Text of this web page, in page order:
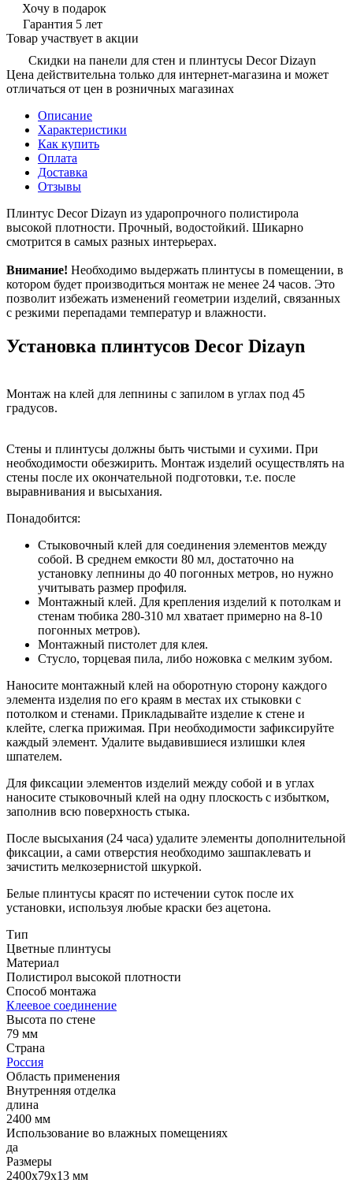
Хочу в подарок
Гарантия 5 лет
Товар участвует в акции
Скидки на панели для стен и плинтусы Decor Dizayn
Цена действительна только для интернет-магазина и может
отличаться от цен в розничных магазинах
Описание
Характеристики
Как купить
Оплата
Доставка
Отзывы
Плинтус Decor Dizayn из ударопрочного полистирола
высокой плотности. Прочный, водостойкий. Шикарно
смотрится в самых разных интерьерах.
Внимание! Необходимо выдержать плинтусы в помещении, в
котором будет производиться монтаж не менее 24 часов. Это
позволит избежать изменений геометрии изделий, связанных
с резкими перепадами температур и влажности.
Установка плинтусов Decor Dizayn
Монтаж на клей для лепнины с запилом в углах под 45
градусов.
Стены и плинтусы должны быть чистыми и сухими. При
необходимости обезжирить. Монтаж изделий осуществлять на
стены после их окончательной подготовки, т.е. после
выравнивания и высыхания.
Понадобится:
Стыковочный клей для соединения элементов между
собой. В среднем емкости 80 мл, достаточно на
установку лепнины до 40 погонных метров, но нужно
учитывать размер профиля.
Монтажный клей. Для крепления изделий к потолкам и
стенам тюбика 280-310 мл хватает примерно на 8-10
погонных метров).
Монтажный пистолет для клея.
Стусло, торцевая пила, либо ножовка с мелким зубом.
Наносите монтажный клей на оборотную сторону каждого
элемента изделия по его краям в местах их стыковки с
потолком и стенами. Прикладывайте изделие к стене и
клейте, слегка прижимая. При необходимости зафиксируйте
каждый элемент. Удалите выдавившиеся излишки клея
шпателем.
Для фиксации элементов изделий между собой и в углах
наносите стыковочный клей на одну плоскость с избытком,
заполнив всю поверхность стыка.
После высыхания (24 часа) удалите элементы дополнительной
фиксации, а сами отверстия необходимо зашпаклевать и
зачистить мелкозернистой шкуркой.
Белые плинтусы красят по истечении суток после их
установки, используя любые краски без ацетона.
Тип
Цветные плинтусы
Материал
Полистирол высокой плотности
Способ монтажа
Клеевое соединение
Высота по стене
79 мм
Страна
Россия
Область применения
Внутренняя отделка
длина
2400 мм
Использование во влажных помещениях
да
Размеры
2400х79х13 мм